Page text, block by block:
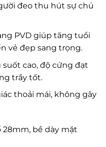
đeo thu hút sự chú
PVD giúp tăng tuổi
vẻ đẹp sang trọng.
cao, độ cứng đạt
trầy tốt.
thoải mái, không gây
bề dày mặt